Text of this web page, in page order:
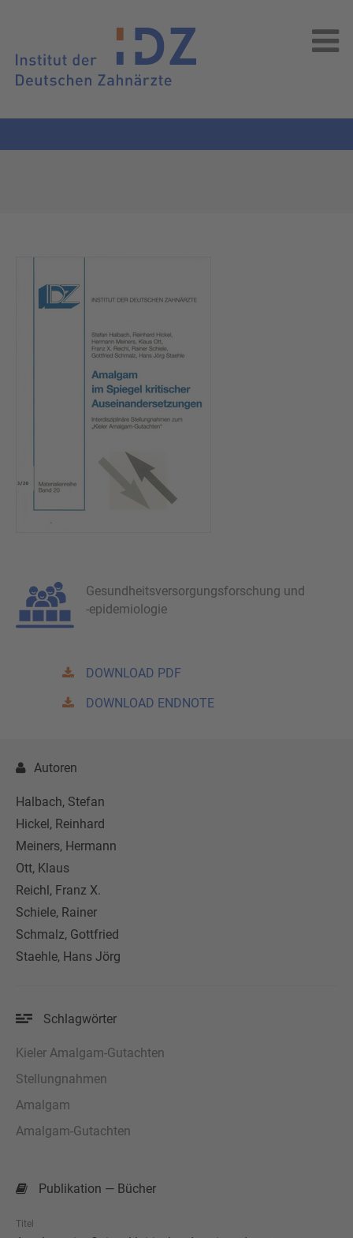
Gesundheitsversorgungsforschung und
-epidemiologie
DOWNLOAD PDF
DOWNLOAD ENDNOTE
Autoren
Halbach, Stefan
Hickel, Reinhard
Meiners, Hermann
Ott, Klaus
Reichl, Franz X.
Schiele, Rainer
Schmalz, Gottfried
Staehle, Hans Jörg
Schlagwörter
Kieler Amalgam-Gutachten
Stellungnahmen
Amalgam
Amalgam-Gutachten
Publikation — Bücher
Titel